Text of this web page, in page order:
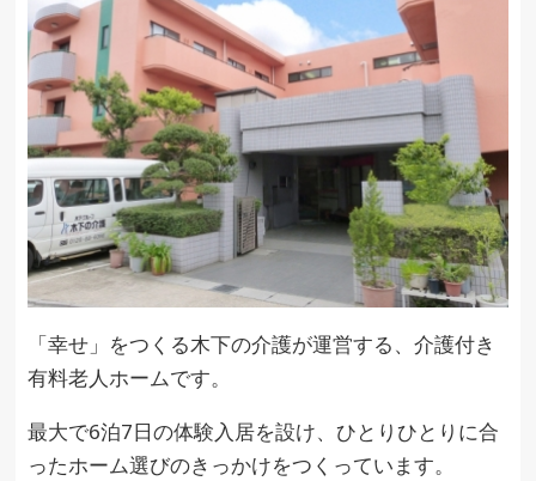
「幸せ」をつくる木下の介護が運営する、介護付き
有料老人ホームです。
最大で6泊7日の体験入居を設け、ひとりひとりに合
ったホーム選びのきっかけをつくっています。